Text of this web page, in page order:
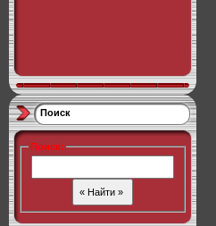
Поиск
Поиск: